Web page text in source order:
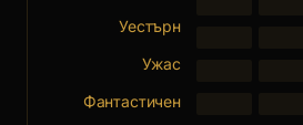
Уестърн
Ужас
Фантастичен